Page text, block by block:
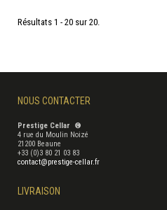
Résultats 1 - 20 sur 20.
NOUS CONTACTER
Prestige Cellar ®
4 rue du Moulin Noizé
21200 Beaune
+33 (0)3 80 21 03 83
contact@prestige-cellar.fr
LIVRAISON